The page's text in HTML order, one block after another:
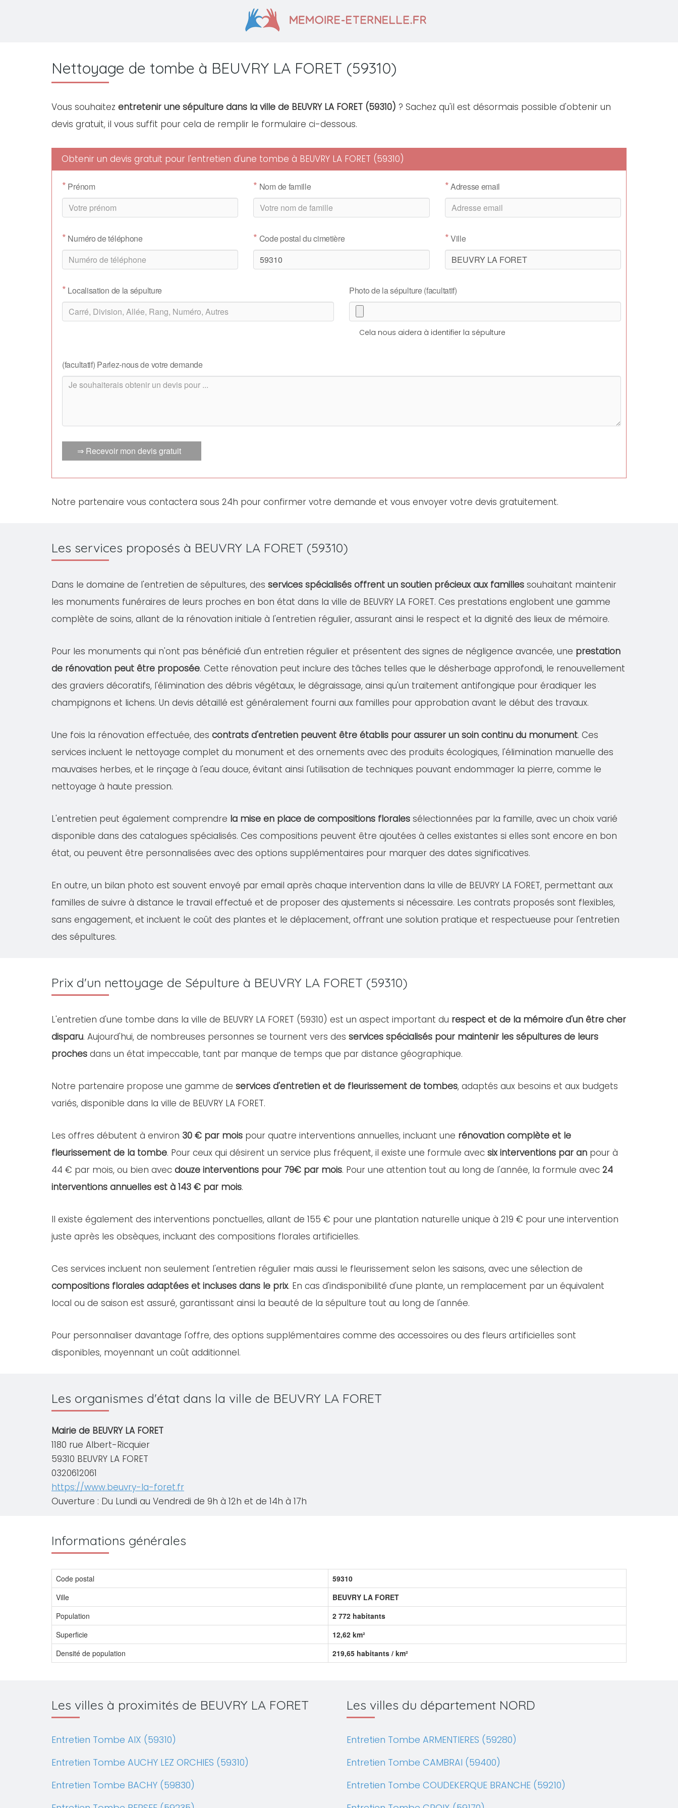
Nettoyage de tombe à BEUVRY LA FORET (59310)
Vous souhaitez entretenir une sépulture dans la ville de BEUVRY LA FORET (59310) ? Sachez qu'il est désormais possible d'obtenir un
devis gratuit, il vous suffit pour cela de remplir le formulaire ci-dessous.
Obtenir un devis gratuit pour l'entretien d'une tombe à BEUVRY LA FORET (59310)
* Prénom * Nom de famille *Adresse email
* Numéro de téléphone * Code postal du cimetière *Ville
* Localisation de la sépulture Photo de la sépulture (facultatif)
Cela nous aidera à identifier la sépulture
(facultatif) Parlez-nous de votre demande
⇒ Recevoir mon devis gratuit
Notre partenaire vous contactera sous 24h pour confirmer votre demande et vous envoyer votre devis gratuitement.
Les services proposés à BEUVRY LA FORET (59310)
Dans le domaine de l'entretien de sépultures, des services spécialisés offrent un soutien précieux aux familles souhaitant maintenir
les monuments funéraires de leurs proches en bon état dans la ville de BEUVRY LA FORET. Ces prestations englobent une gamme
complète de soins, allant de la rénovation initiale à l'entretien régulier, assurant ainsi le respect et la dignité des lieux de mémoire.
Pour les monuments qui n'ont pas bénéficié d'un entretien régulier et présentent des signes de négligence avancée, une prestation
de rénovation peut être proposée. Cette rénovation peut inclure des tâches telles que le désherbage approfondi, le renouvellement
des graviers décoratifs, l'élimination des débris végétaux, le dégraissage, ainsi qu'un traitement antifongique pour éradiquer les
champignons et lichens. Un devis détaillé est généralement fourni aux familles pour approbation avant le début des travaux.
Une fois la rénovation effectuée, des contrats d'entretien peuvent être établis pour assurer un soin continu du monument. Ces
services incluent le nettoyage complet du monument et des ornements avec des produits écologiques, l'élimination manuelle des
mauvaises herbes, et le rinçage à l'eau douce, évitant ainsi l'utilisation de techniques pouvant endommager la pierre, comme le
nettoyage à haute pression.
L'entretien peut également comprendre la mise en place de compositions florales sélectionnées par la famille, avec un choix varié
disponible dans des catalogues spécialisés. Ces compositions peuvent être ajoutées à celles existantes si elles sont encore en bon
état, ou peuvent être personnalisées avec des options supplémentaires pour marquer des dates significatives.
En outre, un bilan photo est souvent envoyé par email après chaque intervention dans la ville de BEUVRY LA FORET, permettant aux
familles de suivre à distance le travail effectué et de proposer des ajustements si nécessaire. Les contrats proposés sont flexibles,
sans engagement, et incluent le coût des plantes et le déplacement, offrant une solution pratique et respectueuse pour l'entretien
des sépultures.
Prix d'un nettoyage de Sépulture à BEUVRY LA FORET (59310)
L'entretien d'une tombe dans la ville de BEUVRY LA FORET (59310) est un aspect important du respect et de la mémoire d'un être cher
disparu. Aujourd'hui, de nombreuses personnes se tournent vers des services spécialisés pour maintenir les sépultures de leurs
proches dans un état impeccable, tant par manque de temps que par distance géographique.
Notre partenaire propose une gamme de services d'entretien et de fleurissement de tombes, adaptés aux besoins et aux budgets
variés, disponible dans la ville de BEUVRY LA FORET.
Les offres débutent à environ 30 € par mois pour quatre interventions annuelles, incluant une rénovation complète et le
fleurissement de la tombe. Pour ceux qui désirent un service plus fréquent, il existe une formule avec six interventions par an pour à
44 € par mois, ou bien avec douze interventions pour 79€ par mois. Pour une attention tout au long de l'année, la formule avec 24
interventions annuelles est à 143 € par mois.
Il existe également des interventions ponctuelles, allant de 155 € pour une plantation naturelle unique à 219 € pour une intervention
juste après les obsèques, incluant des compositions florales artificielles.
Ces services incluent non seulement l'entretien régulier mais aussi le fleurissement selon les saisons, avec une sélection de
compositions florales adaptées et incluses dans le prix. En cas d'indisponibilité d'une plante, un remplacement par un équivalent
local ou de saison est assuré, garantissant ainsi la beauté de la sépulture tout au long de l'année.
Pour personnaliser davantage l'offre, des options supplémentaires comme des accessoires ou des fleurs artificielles sont
disponibles, moyennant un coût additionnel.
Les organismes d'état dans la ville de BEUVRY LA FORET
Mairie de BEUVRY LA FORET
1180 rue Albert-Ricquier
59310 BEUVRY LA FORET
0320612061
https://www.beuvry-la-foret.fr
Ouverture : Du Lundi au Vendredi de 9h à 12h et de 14h à 17h
Informations générales
Code postal
59310
Ville
BEUVRY LA FORET
Population
2 772 habitants
Superficie
12,62 km²
Densité de population
219,65 habitants / km²
Les villes à proximités de BEUVRY LA FORET
Entretien Tombe AIX (59310)
Entretien Tombe AUCHY LEZ ORCHIES (59310)
Entretien Tombe BACHY (59830)
Les villes du département NORD
Entretien Tombe ARMENTIERES (59280)
Entretien Tombe CAMBRAI (59400)
Entretien Tombe COUDEKERQUE BRANCHE (59210)